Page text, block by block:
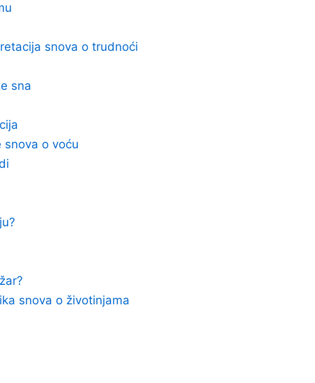
snova o trudnoći
sna
snova o voću
snova o životinjama